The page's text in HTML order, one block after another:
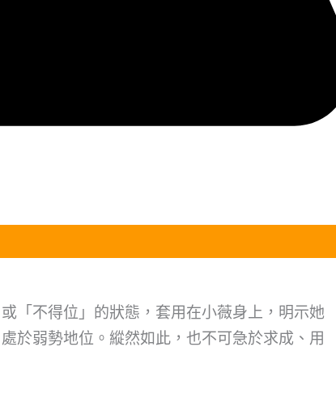
「不得位」的狀態，套用在小薇身上，明示她
於弱勢地位。縱然如此，也不可急於求成、用